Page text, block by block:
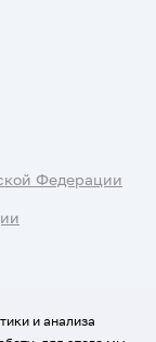
Федерации
и анализа